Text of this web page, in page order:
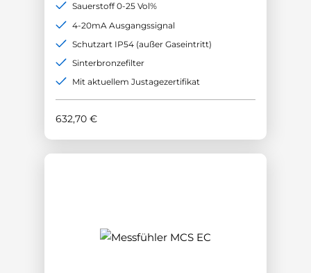
632,70 €
Sauerstoff 0-25 Vol%
4-20mA Ausgangssignal
Schutzart IP54 (außer Gaseintritt)
Sinterbronzefilter
Mit aktuellem Justagezertifikat